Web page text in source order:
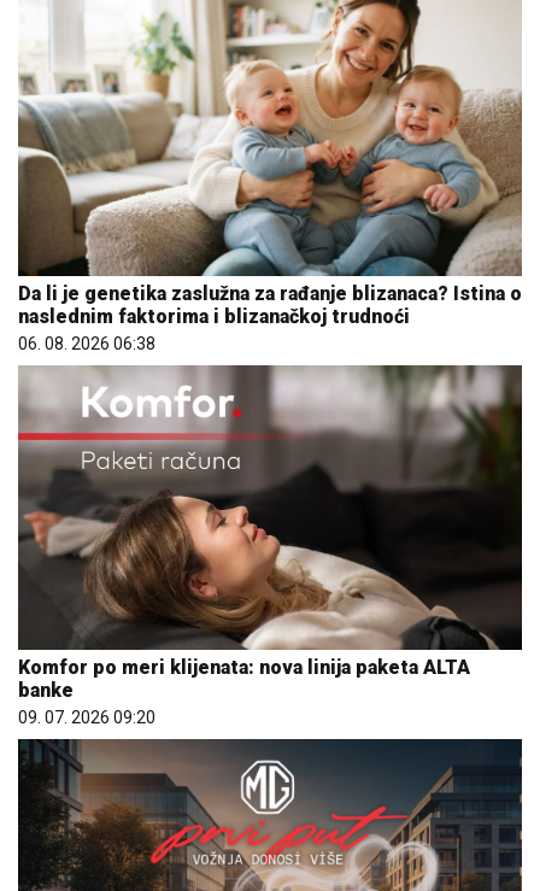
Da li je genetika zaslužna za rađanje blizanaca? Istina o
naslednim faktorima i blizanačkoj trudnoći
06. 08. 2026 06:38
Komfor po meri klijenata: nova linija paketa ALTA
banke
09. 07. 2026 09:20